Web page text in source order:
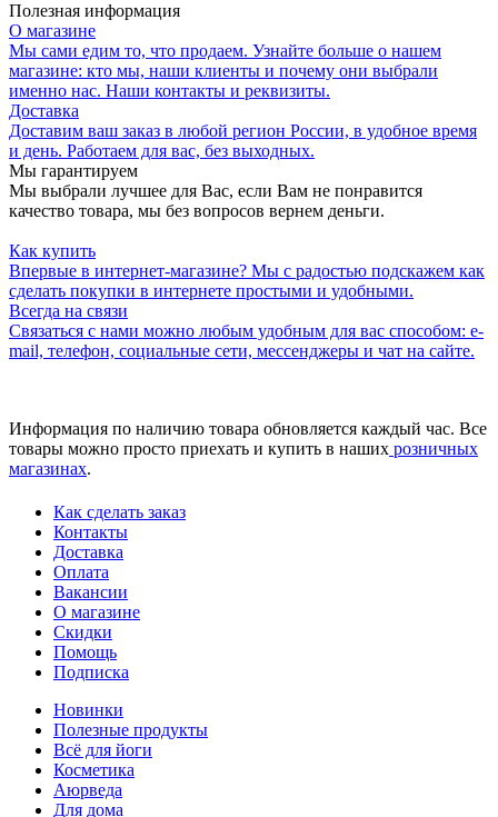
Полезная информация
О магазине
Мы сами едим то, что продаем. Узнайте больше о нашем
магазине: кто мы, наши клиенты и почему они выбрали
именно нас. Наши контакты и реквизиты.
Доставка
Доставим ваш заказ в любой регион России, в удобное время
и день. Работаем для вас, без выходных.
Мы гарантируем
Мы выбрали лучшее для Вас, если Вам не понравится
качество товара, мы без вопросов вернем деньги.
Как купить
Впервые в интернет-магазине? Мы с радостью подскажем как
сделать покупки в интернете простыми и удобными.
Всегда на связи
Связаться с нами можно любым удобным для вас способом: e-
mail, телефон, социальные сети, мессенджеры и чат на сайте.
Информация по наличию товара обновляется каждый час. Все
товары можно просто приехать и купить в наших розничных
магазинах.
Как сделать заказ
Контакты
Доставка
Оплата
Вакансии
О магазине
Скидки
Помощь
Подписка
Новинки
Полезные продукты
Всё для йоги
Косметика
Аюрведа
Для дома